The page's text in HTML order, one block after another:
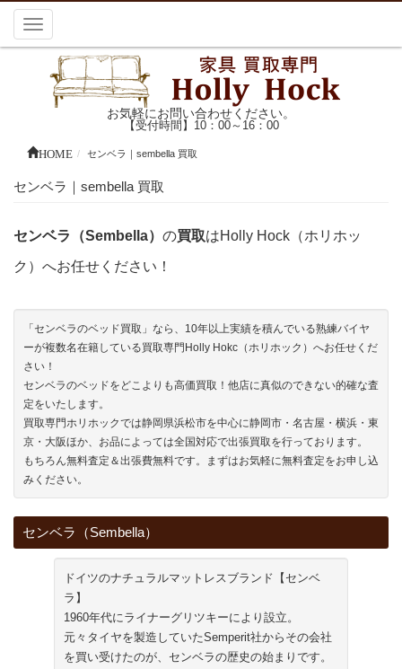
お気軽にお問い合わせください。
【受付時間】10：00～16：00
Toggle
navigation
HOME センベラ｜sembella 買取
センベラ｜sembella 買取
センベラ（Sembella） の買取はHolly Hock（ホリホッ
ク）へお任せください！
「センベラのベッド買取」なら、10年以上実績を積んでいる熟練バイヤ
ーが複数名在籍している買取専門Holly Hokc（ホリホック）へお任せくだ
さい！
センベラのベッドをどこよりも高価買取！他店に真似のできない的確な査
定をいたします。
買取専門ホリホックでは静岡県浜松市を中心に静岡市・名古屋・横浜・東
京・大阪ほか、お品によっては全国対応で出張買取を行っております。
もちろん無料査定＆出張費無料です。まずはお気軽に無料査定をお申し込
みください。
センベラ（Sembella）
ドイツのナチュラルマットレスブランド【センベ
ラ】
1960年代にライナーグリツキーにより設立。
元々タイヤを製造していたSemperit社からその会社
を買い受けたのが、センベラの歴史の始まりです。